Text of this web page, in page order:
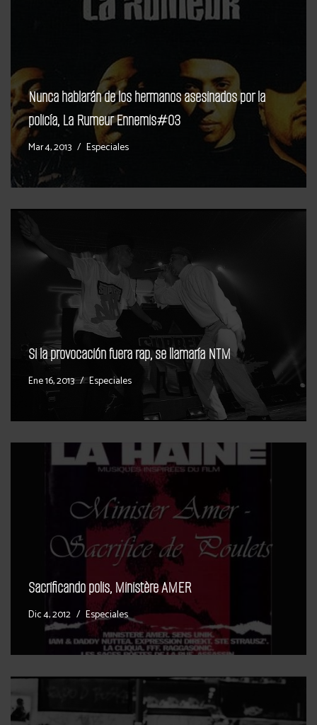
Nunca hablarán de los hermanos asesinados por la
policía, La Rumeur Ennemis#03
Mar 4, 2013 Especiales
Si la provocación fuera rap, se llamaría NTM
Ene 16, 2013 Especiales
Sacrificando polis, Ministère AMER
Dic 4, 2012 Especiales